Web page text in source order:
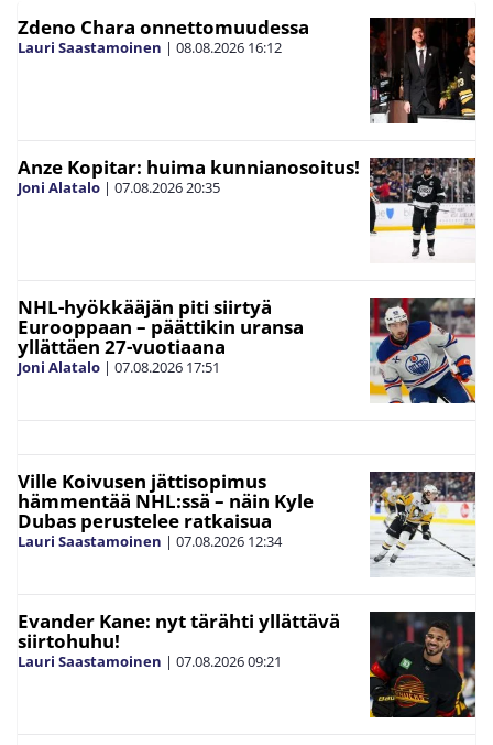
Zdeno Chara onnettomuudessa
Lauri Saastamoinen | 08.08.2026 16:12
Anze Kopitar: huima kunnianosoitus!
Joni Alatalo | 07.08.2026 20:35
NHL-hyökkääjän piti siirtyä
Eurooppaan – päättikin uransa
yllättäen 27-vuotiaana
Joni Alatalo | 07.08.2026 17:51
Ville Koivusen jättisopimus
hämmentää NHL:ssä – näin Kyle
Dubas perustelee ratkaisua
Lauri Saastamoinen | 07.08.2026 12:34
Evander Kane: nyt tärähti yllättävä
siirtohuhu!
Lauri Saastamoinen | 07.08.202609:21